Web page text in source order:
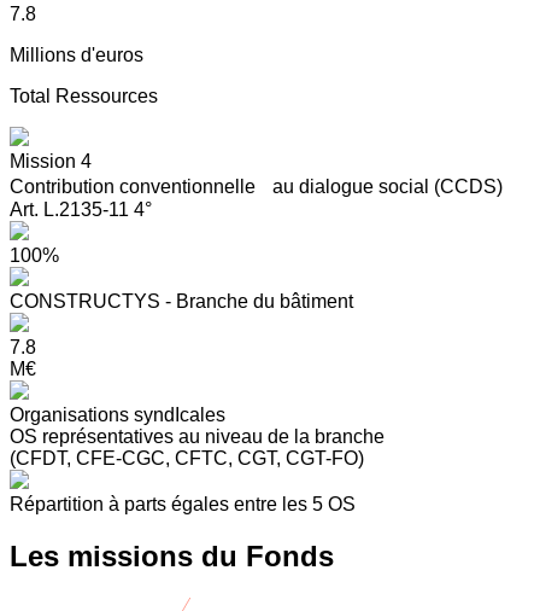
7.8
Millions d'euros
Total Ressources
Mission 4
Contribution conventionnelle au dialogue social (CCDS)
Art. L.2135-11 4°
100%
CONSTRUCTYS - Branche du bâtiment
7.8
M€
Organisations syndIcales
OS représentatives au niveau de la branche
(CFDT, CFE-CGC, CFTC, CGT, CGT-FO)
Répartition à parts égales entre les 5 OS
Les missions du Fonds